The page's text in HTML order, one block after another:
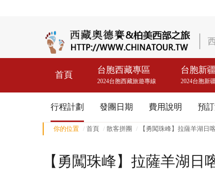
首頁 台胞西藏專區
2024台胞西藏旅遊專線
台胞新
2024台胞新
行程計劃 發團日期 費用說明 預
你的位置 首頁 散客拼團 【勇闖珠峰】拉薩羊湖日
【勇闖珠峰】拉薩羊湖日